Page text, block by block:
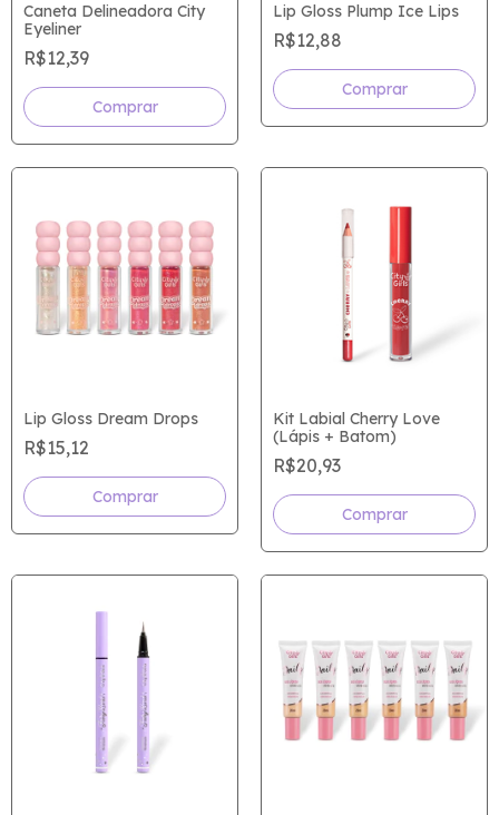
Caneta Delineadora City
Eyeliner
R$12,39
Lip Gloss Plump Ice Lips
R$12,88
Lip Gloss Dream Drops
R$15,12
Comprar
Kit Labial Cherry Love
(Lápis + Batom)
R$20,93
Comprar